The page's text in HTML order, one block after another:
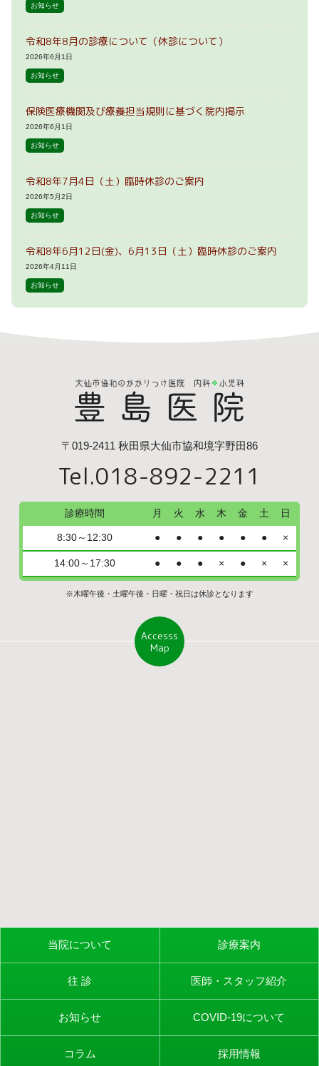
お知らせ
令和8年8月の診療について（休診について）
2026年6月1日
お知らせ
保険医療機関及び療養担当規則に基づく院内掲示
2026年6月1日
お知らせ
令和8年7月4日（土）臨時休診のご案内
2026年5月2日
お知らせ
令和8年6月12日(金)、6月13日（土）臨時休診のご案内
2026年4月11日
お知らせ
〒019-2411 秋田県大仙市協和境字野田86
Tel.018-892-2211
診療時間 月 火 水 木 金 土 日
8:30～12:30 ● ● ● ● ● ● ×
14:00～17:30 ● ● ● × ● × ×
※木曜午後・土曜午後・日曜・祝日は休診となります
Accesss
Map
当院について 診療案内
往 診 医師・スタッフ紹介
お知らせ COVID-19について
コラム 採用情報